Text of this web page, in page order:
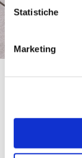
Statistiche
Marketing